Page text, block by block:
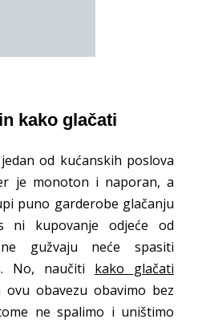
kako glačati
od kućanskih poslova
je monoton i naporan, a
puno garderobe glačanju
ni kupovanje odjeće od
gužvaju neće spasiti
No, naučiti kako glačati
obavezu obavimo bez
ne spalimo i uništimo